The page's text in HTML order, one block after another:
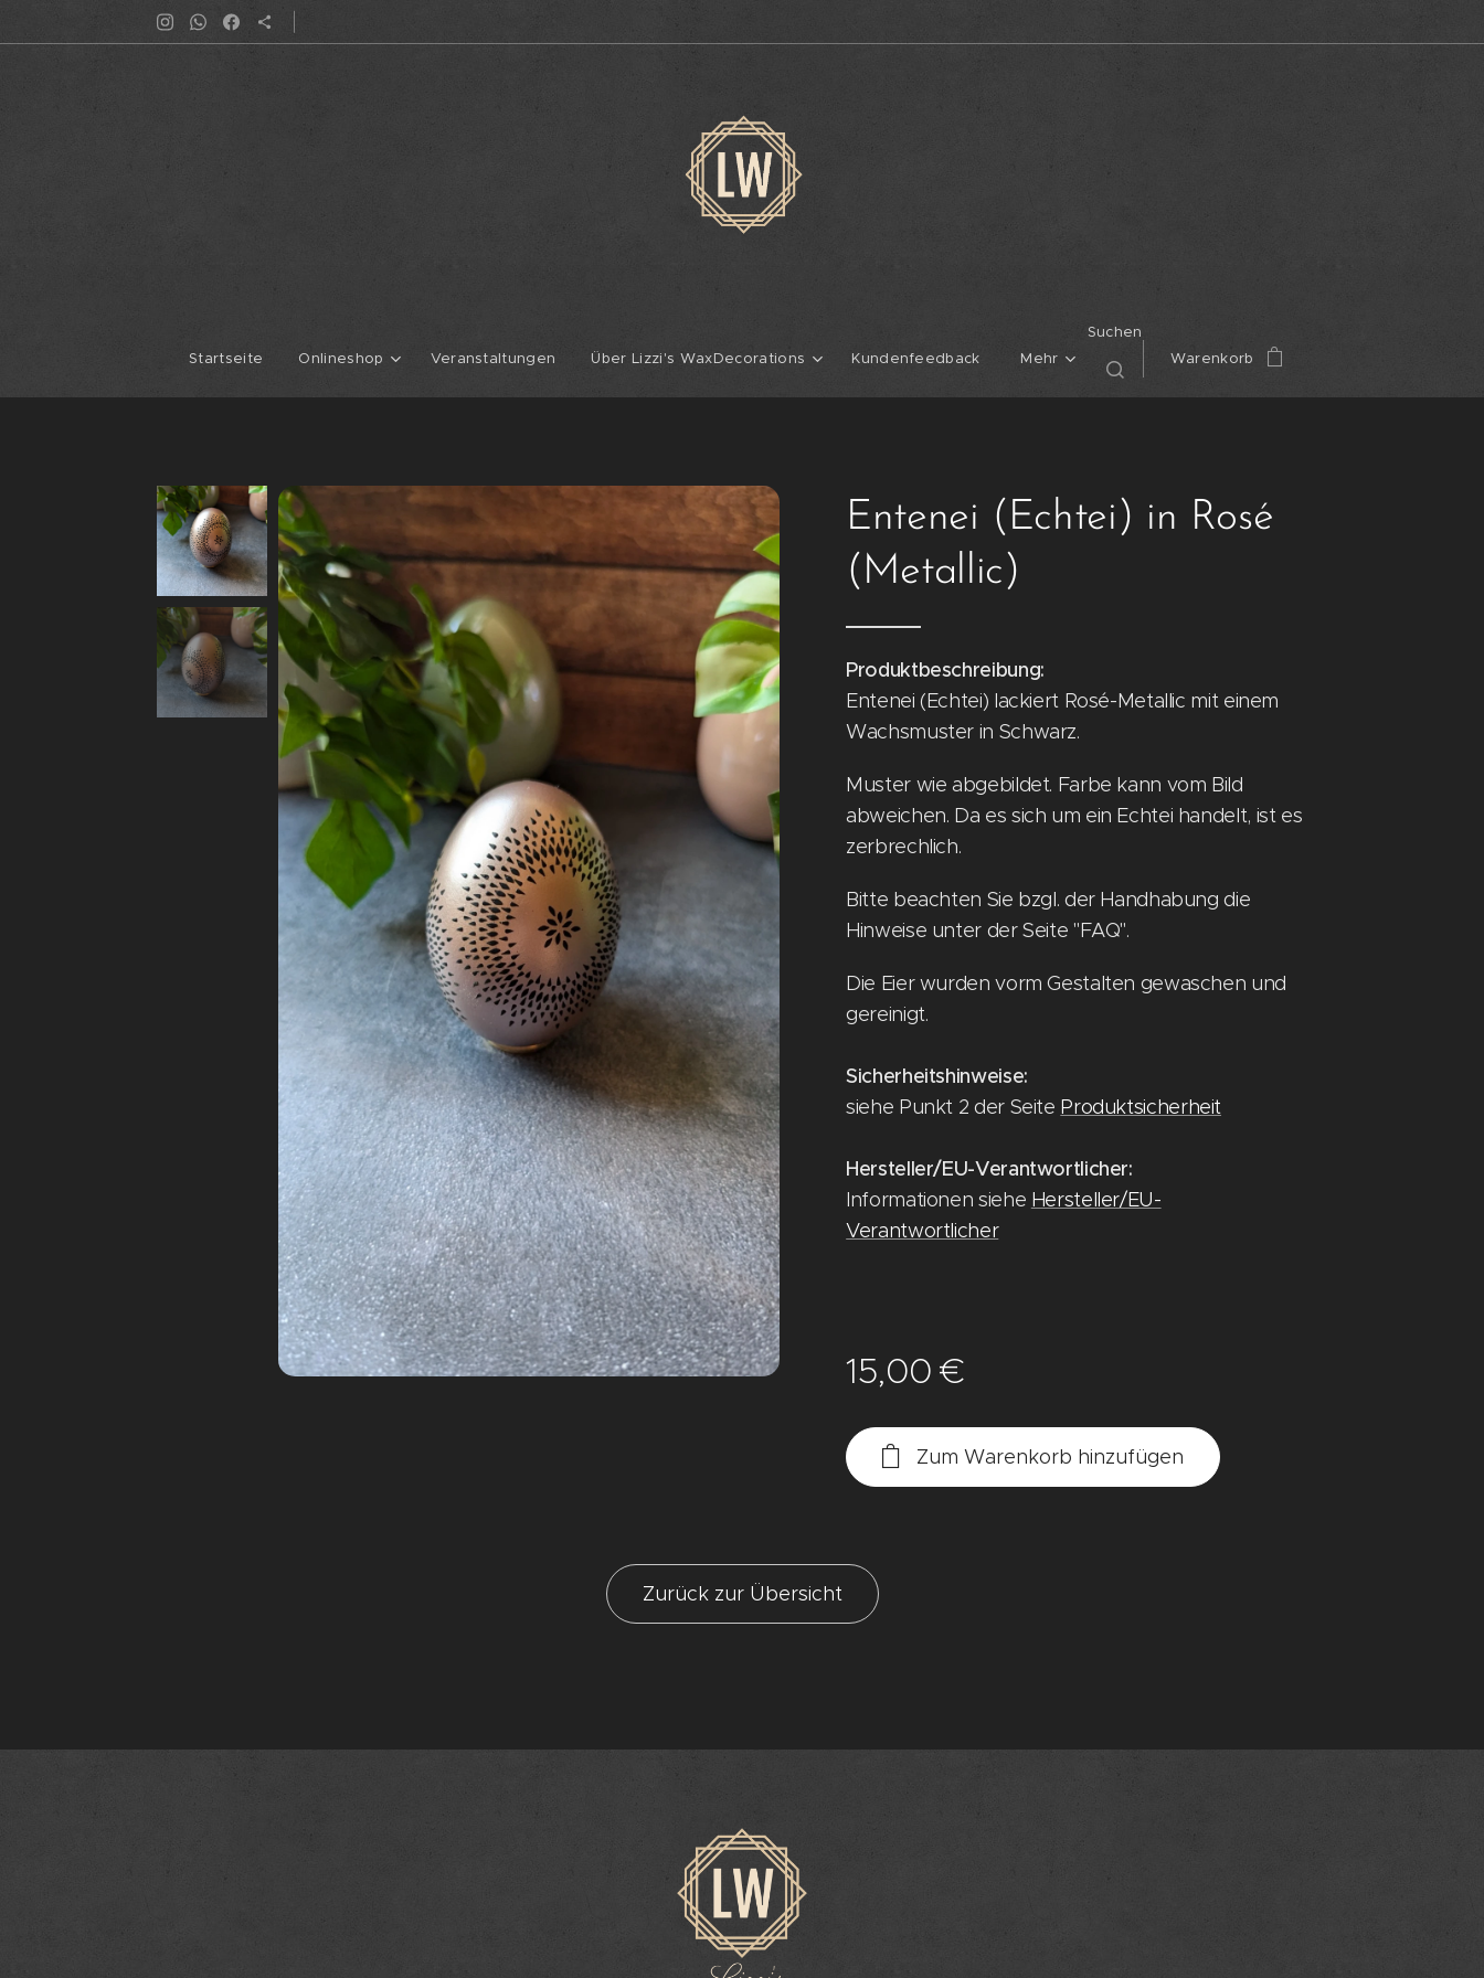
Startseite Onlineshop Veranstaltungen Über Lizzi's WaxDecorations Kundenfeedback Mehr
Suchen
Warenkorb
Entenei (Echtei) in Rosé
(Metallic)
Produktbeschreibung:
Entenei (Echtei) lackiert Rosé-Metallic mit einem
Wachsmuster in Schwarz.
Muster wie abgebildet. Farbe kann vom Bild
abweichen. Da es sich um ein Echtei handelt, ist es
zerbrechlich.
Bitte beachten Sie bzgl. der Handhabung die
Hinweise unter der Seite "FAQ".
Die Eier wurden vorm Gestalten gewaschen und
gereinigt.
Sicherheitshinweise:
siehe Punkt 2 der Seite Produktsicherheit
Hersteller/EU-Verantwortlicher:
Informationen siehe Hersteller/EU-
Verantwortlicher
15,00 €
Zum Warenkorb hinzufügen
Zurück zur Übersicht